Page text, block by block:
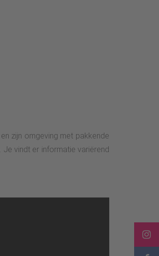
zijn omgeving met pakkende
vindt er informatie variërend